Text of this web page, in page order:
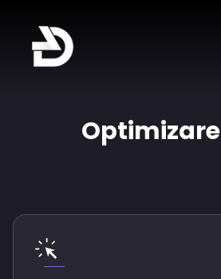
Optimizare